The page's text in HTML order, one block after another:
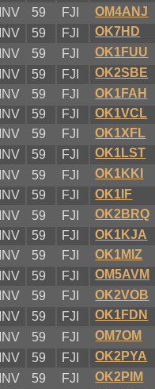
59 FJI OM4ANJ
59 FJI OK7HD
59 FJI OK1FUU
59 FJI OK2SBE
59 FJI OK1FAH
59 FJI OK1VCL
59 FJI OK1XFL
59 FJI OK1LST
59 FJI OK1KKI
59 FJI OK1IF
59 FJI OK2BRQ
59 FJI OK1KJA
59 FJI OK1MIZ
59 FJI OM5AVM
59 FJI OK2VOB
59 FJI OK1FDN
59 FJI OM7OM
59 FJI OK2PYA
59 FJI OK2PIM